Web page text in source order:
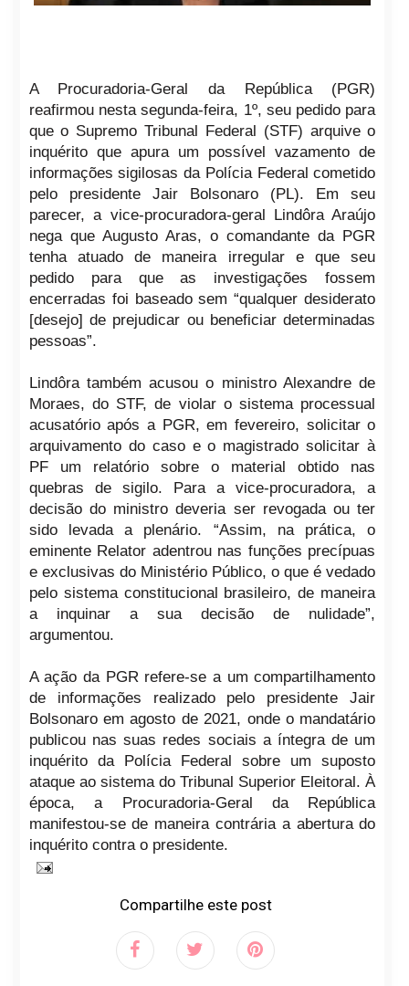
A Procuradoria-Geral da República (PGR)
reafirmou nesta segunda-feira, 1º, seu pedido para
que o Supremo Tribunal Federal (STF) arquive o
inquérito que apura um possível vazamento de
informações sigilosas da Polícia Federal cometido
pelo presidente Jair Bolsonaro (PL). Em seu
parecer, a vice-procuradora-geral Lindôra Araújo
nega que Augusto Aras, o comandante da PGR
tenha atuado de maneira irregular e que seu
pedido para que as investigações fossem
encerradas foi baseado sem “qualquer desiderato
[desejo] de prejudicar ou beneficiar determinadas
pessoas”.
Lindôra também acusou o ministro Alexandre de
Moraes, do STF, de violar o sistema processual
acusatório após a PGR, em fevereiro, solicitar o
arquivamento do caso e o magistrado solicitar à
PF um relatório sobre o material obtido nas
quebras de sigilo. Para a vice-procuradora, a
decisão do ministro deveria ser revogada ou ter
sido levada a plenário. “Assim, na prática, o
eminente Relator adentrou nas funções precípuas
e exclusivas do Ministério Público, o que é vedado
pelo sistema constitucional brasileiro, de maneira
a inquinar a sua decisão de nulidade”,
argumentou.
A ação da PGR refere-se a um compartilhamento
de informações realizado pelo presidente Jair
Bolsonaro em agosto de 2021, onde o mandatário
publicou nas suas redes sociais a íntegra de um
inquérito da Polícia Federal sobre um suposto
ataque ao sistema do Tribunal Superior Eleitoral. À
época, a Procuradoria-Geral da República
manifestou-se de maneira contrária a abertura do
inquérito contra o presidente.
Compartilhe este post